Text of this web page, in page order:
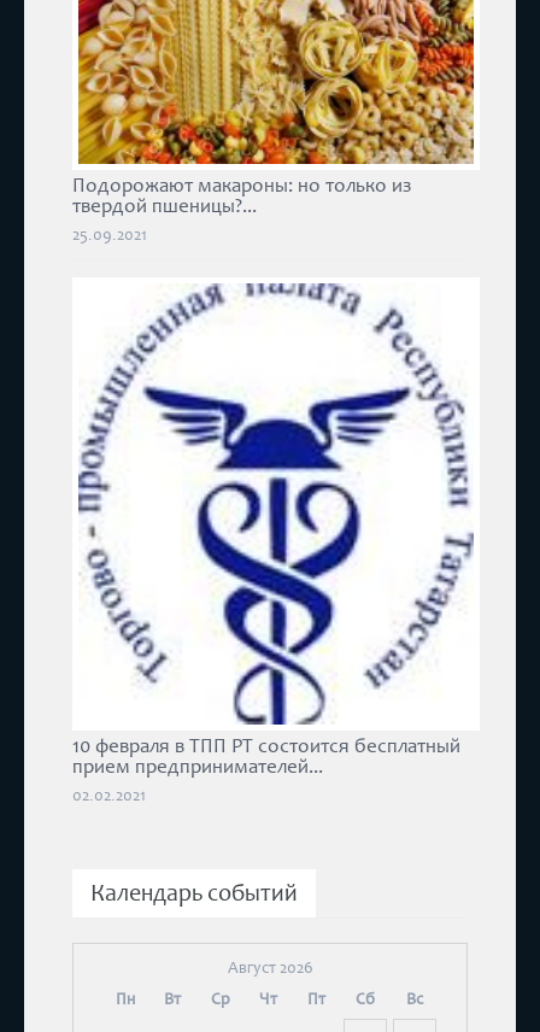
Подорожают макароны: но только из
твердой пшеницы?...
25.09.2021
10 февраля в ТПП РТ состоится бесплатный
прием предпринимателей...
02.02.2021
Календарь событий
Август 2026
Пн
Вт Ср Чт Пт Сб Вс